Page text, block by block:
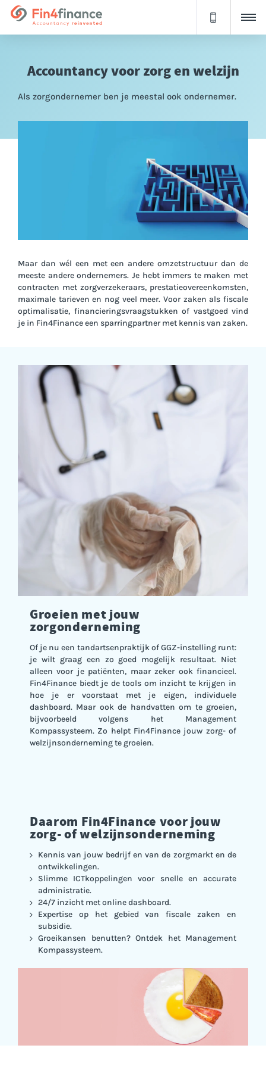
Accountancy voor zorg en welzijn
Als zorgondernemer ben je meestal ook ondernemer.
Maar dan wél een met een andere omzetstructuur dan de
meeste andere ondernemers. Je hebt immers te maken met
contracten met zorgverzekeraars, prestatieovereenkomsten,
maximale tarieven en nog veel meer. Voor zaken als fiscale
optimalisatie, financieringsvraagstukken of vastgoed vind
je in Fin4Finance een sparringpartner met kennis van zaken.
Groeien met jouw
zorgonderneming
Of je nu een tandartsenpraktijk of GGZ-instelling runt:
je wilt graag een zo goed mogelijk resultaat. Niet
alleen voor je patiënten, maar zeker ook financieel.
Fin4Finance biedt je de tools om inzicht te krijgen in
hoe je er voorstaat met je eigen, individuele
dashboard. Maar ook de handvatten om te groeien,
bijvoorbeeld volgens het Management
Kompassysteem. Zo helpt Fin4Finance jouw zorg- of
welzijnsonderneming te groeien.
Daarom Fin4Finance voor jouw
zorg- of welzijnsonderneming
Kennis van jouw bedrijf en van de zorgmarkt en de
ontwikkelingen.
Slimme ICTkoppelingen voor snelle en accurate
administratie.
24/7 inzicht met online dashboard.
Expertise op het gebied van fiscale zaken en
subsidie.
Groeikansen benutten? Ontdek het Management
Kompassysteem.